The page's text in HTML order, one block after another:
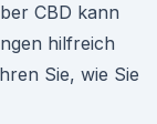
CBD kann
hilfreich
Sie, wie Sie